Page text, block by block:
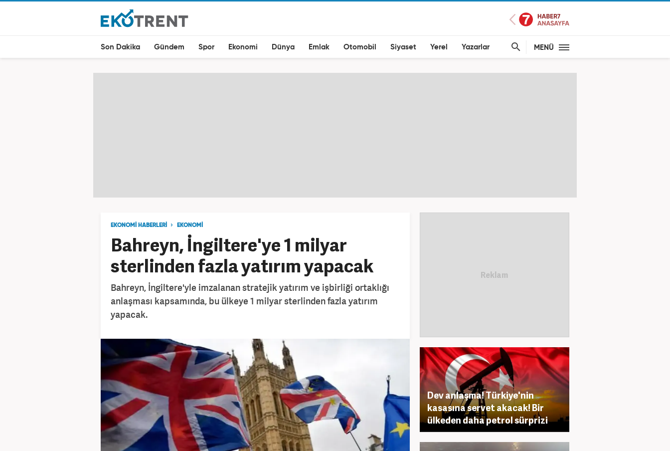
Son Dakika Gündem Spor Ekonomi Dünya Emlak Otomobil Siyaset Yerel Yazarlar MENÜ
EKONOMİ HABERLERİ EKONOMİ
Bahreyn, İngiltere'ye 1 milyar
sterlinden fazla yatırım yapacak
Bahreyn, İngiltere'yle imzalanan stratejik yatırım ve işbirliği ortaklığı
anlaşması kapsamında, bu ülkeye 1 milyar sterlinden fazla yatırım
yapacak.
Dev anlaşma! Türkiye'nin
kasasına servet akacak! Bir
ülkeden daha petrol sürprizi